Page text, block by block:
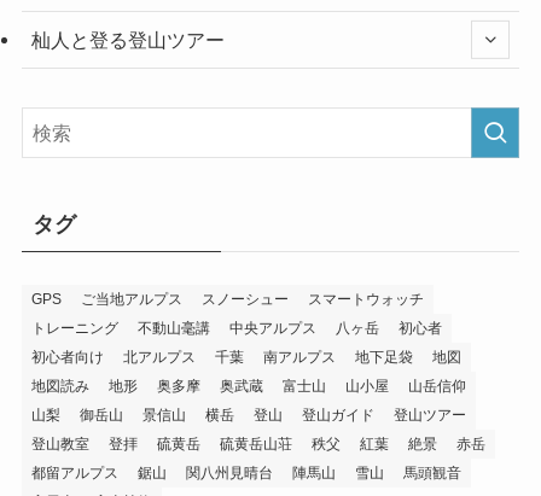
杣人と登る登山ツアー
タグ
GPS ご当地アルプス スノーシュー
スマートウォッチ
トレーニング
不動山毫講 中央アルプス 八ヶ岳
初心者
初心者向け
北アルプス 千葉 南アルプス 地下足袋
地図
地図読み
地形 奥多摩 奥武蔵 富士山 山小屋
山岳信仰
山梨
御岳山 景信山 横岳 登山 登山ガイド
登山ツアー
登山教室
登拝 硫黄岳 硫黄岳山荘 秩父 紅葉 絶景
赤岳
都留アルプス
鋸山 関八州見晴台 陣馬山 雪山
馬頭観音